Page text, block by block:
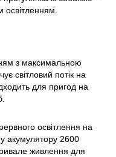
освітленням.
з максимальною
світловий потік на
для пригод на
освітлення на
акумулятору 2600
живлення для